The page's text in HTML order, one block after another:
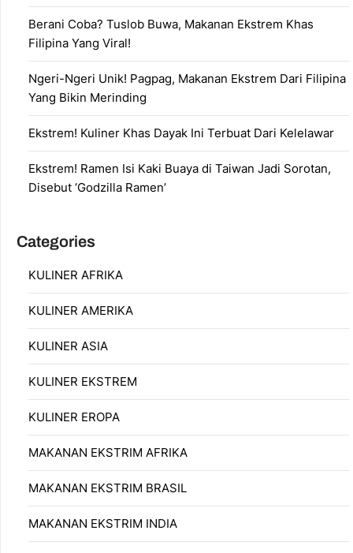
Berani Coba? Tuslob Buwa, Makanan Ekstrem Khas
Filipina Yang Viral!
Ngeri-Ngeri Unik! Pagpag, Makanan Ekstrem Dari Filipina
Yang Bikin Merinding
Ekstrem! Kuliner Khas Dayak Ini Terbuat Dari Kelelawar
Ekstrem! Ramen Isi Kaki Buaya di Taiwan Jadi Sorotan,
Disebut ‘Godzilla Ramen’
Categories
KULINER AFRIKA
KULINER AMERIKA
KULINER ASIA
KULINER EKSTREM
KULINER EROPA
MAKANAN EKSTRIM AFRIKA
MAKANAN EKSTRIM BRASIL
MAKANAN EKSTRIM INDIA